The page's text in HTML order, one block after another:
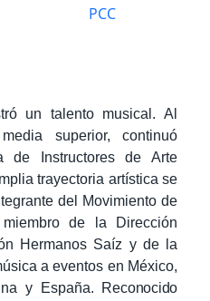
PCC
un talento musical. Al
superior, continuó
de Instructores de Arte
trayectoria artística se
del Movimiento de
de la Dirección
Hermanos Saíz y de la
a eventos en México,
y España. Reconocido